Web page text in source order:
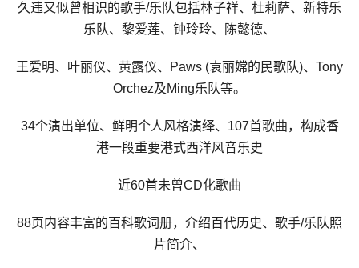
久违又似曾相识的歌手/乐队包括林子祥、杜莉萨、新特乐
乐队、黎爱莲、钟玲玲、陈懿德、
王爱明、叶丽仪、黄露仪、Paws (袁丽嫦的民歌队)、Tony
Orchez及Ming乐队等。
34个演出单位、鲜明个人风格演绎、107首歌曲，构成香
港一段重要港式西洋风音乐史
近60首未曾CD化歌曲
88页内容丰富的百科歌词册，介绍百代历史、歌手/乐队照
片简介、